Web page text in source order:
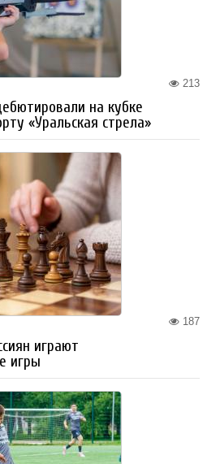
213
на кубке
«Уральская стрела»
187
играют
игры